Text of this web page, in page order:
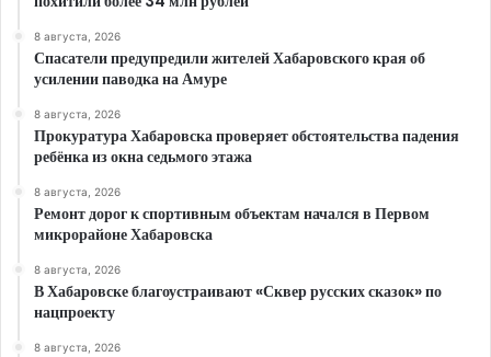
8 августа, 2026
Спасатели предупредили жителей Хабаровского края об
усилении паводка на Амуре
8 августа, 2026
Прокуратура Хабаровска проверяет обстоятельства падения
ребёнка из окна седьмого этажа
8 августа, 2026
Ремонт дорог к спортивным объектам начался в Первом
микрорайоне Хабаровска
8 августа, 2026
В Хабаровске благоустраивают «Сквер русских сказок» по
нацпроекту
8 августа, 2026